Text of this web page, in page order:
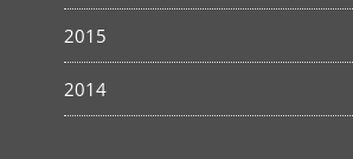
2015
2014